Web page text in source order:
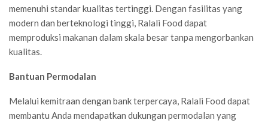
memenuhi standar kualitas tertinggi. Dengan fasilitas yang
modern dan berteknologi tinggi, Ralali Food dapat
memproduksi makanan dalam skala besar tanpa mengorbankan
kualitas.
Bantuan Permodalan
Melalui kemitraan dengan bank terpercaya, Ralali Food dapat
membantu Anda mendapatkan dukungan permodalan yang